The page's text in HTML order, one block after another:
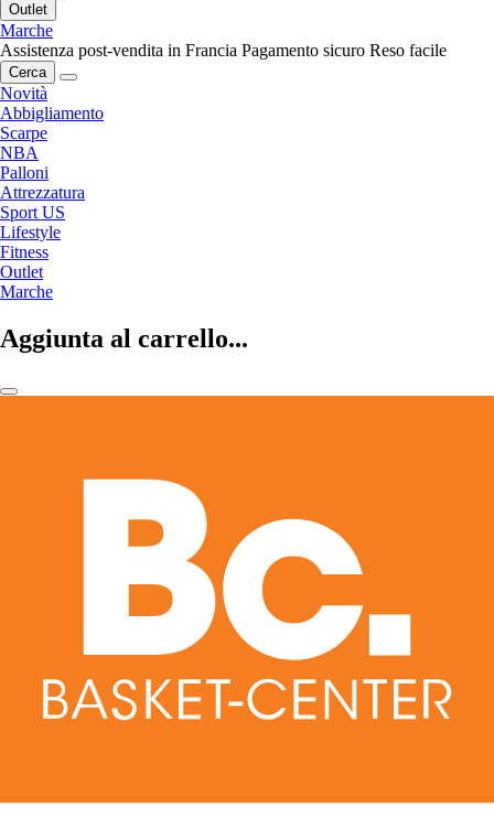
Outlet
Marche
Assistenza post-vendita in Francia Pagamento sicuro Reso facile
Cerca
Novità
Abbigliamento
Scarpe
NBA
Palloni
Attrezzatura
Sport US
Lifestyle
Fitness
Outlet
Marche
Aggiunta al carrello...